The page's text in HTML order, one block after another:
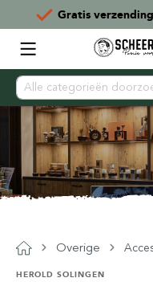
Gratis verzending
Overige
HEROLD SOLINGEN